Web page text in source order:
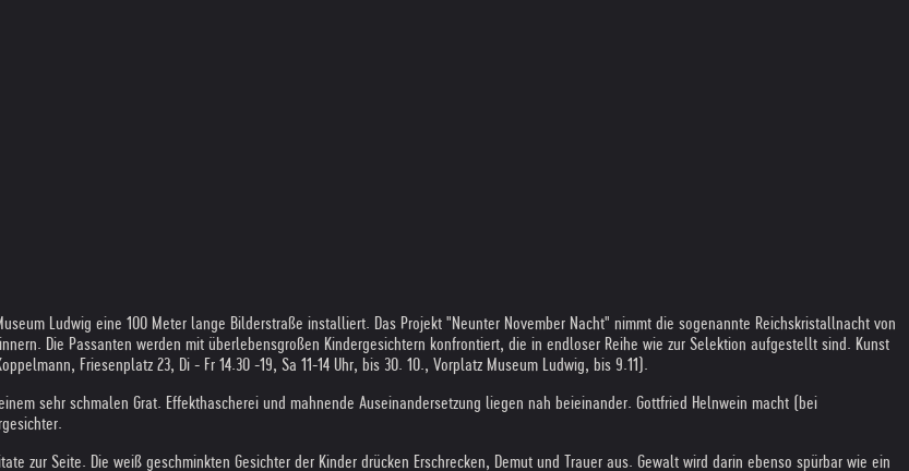
Ludwig eine 100 Meter lange Bilderstraße installiert. Das Projekt "Neunter November Nacht" nimmt die sogenannte Reichskristallnacht von
Die Passanten werden mit überlebensgroßen Kindergesichtern konfrontiert, die in endloser Reihe wie zur Selektion aufgestellt sind. Kunst
Friesenplatz 23, Di - Fr 14.30 -19, Sa 11-14 Uhr, bis 30. 10., Vorplatz Museum Ludwig, bis 9.11).
sehr schmalen Grat. Effekthascherei und mahnende Auseinandersetzung liegen nah beieinander. Gottfried Helnwein macht (bei
zur Seite. Die weiß geschminkten Gesichter der Kinder drücken Erschrecken, Demut und Trauer aus. Gewalt wird darin ebenso spürbar wie ein